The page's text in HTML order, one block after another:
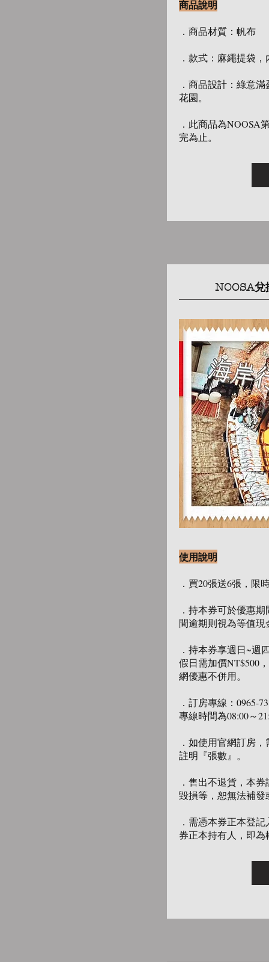
商品說明
．商品材質：帆布
．款式：麻繩提袋
．商品設計：綠意
花園。
．此商品為NOOSA
完為止。
NOOSA
使用說明
．買20張送6張，限
．持本券可於優惠
間逾期則視為等值
．持本券享週日~週
假日需加價NT$500
網優惠不併用。
．訂房專線：0965-
專線時間為08:00～
．如使用官網訂房
註明『張數』。
．售出不退貨，本
毀損等，恕無法補發
．需憑本券正本登
券正本持有人，即為